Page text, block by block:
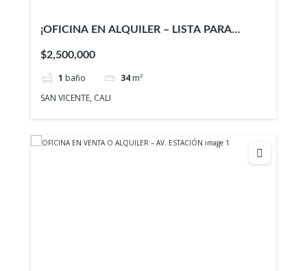
¡OFICINA EN ALQUILER – LISTA PARA
$2,500,000
1 baño 34 m²
SAN VICENTE, CALI